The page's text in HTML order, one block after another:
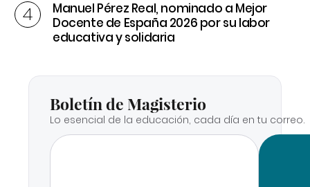
Manuel Pérez Real, nominado a Mejor
Docente de España 2026 por su labor
educativa y solidaria
Boletín de Magisterio
Lo esencial de la educación, cada día en tu correo.